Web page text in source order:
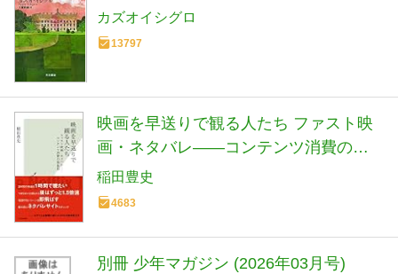
カズオイシグロ
13797
映画を早送りで観る人たち ファスト映
画・ネタバレ――コンテンツ消費の現
在形 (光文社新書)
稲田豊史
4683
別冊 少年マガジン (2026年03月号)